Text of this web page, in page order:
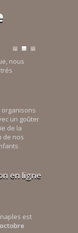
nous
un goûter
de la
de nos
en ligne
est